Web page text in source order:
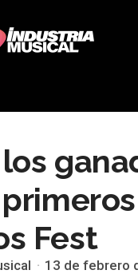
Fest
13 de febrero